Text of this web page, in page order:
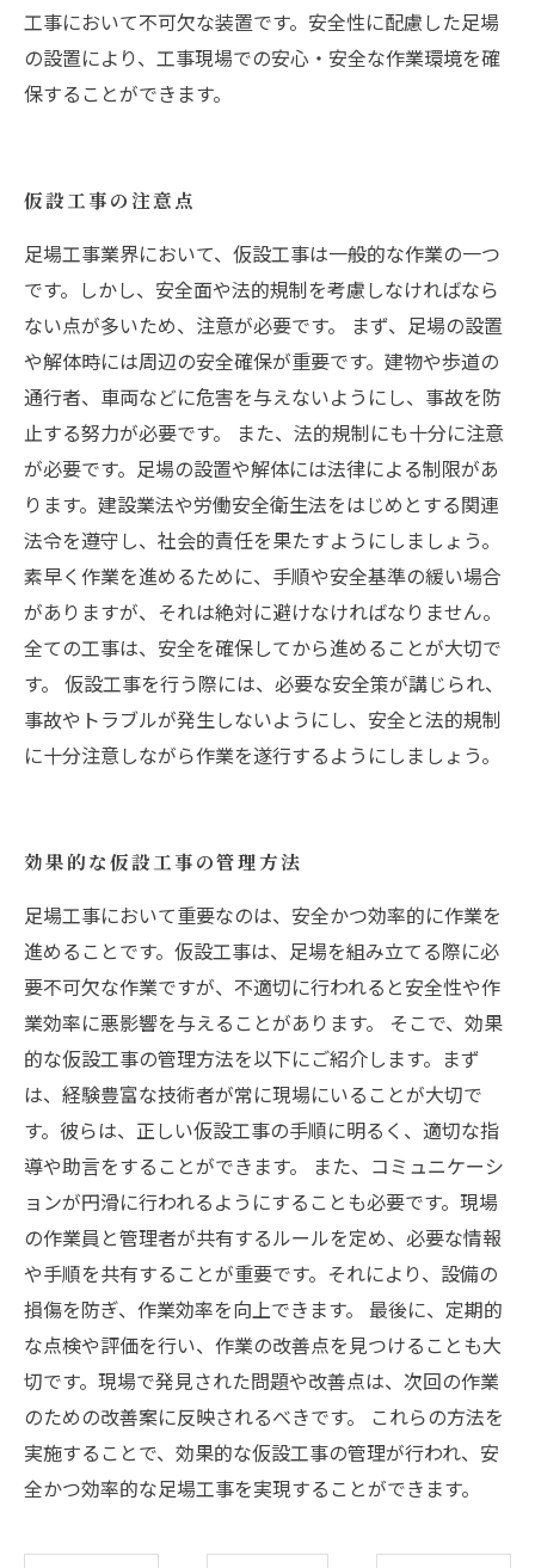
工事において不可欠な装置です。安全性に配慮した足場
の設置により、工事現場での安心・安全な作業環境を確
保することができます。
仮設工事の注意点
足場工事業界において、仮設工事は一般的な作業の一つ
です。しかし、安全面や法的規制を考慮しなければなら
ない点が多いため、注意が必要です。 まず、足場の設置
や解体時には周辺の安全確保が重要です。建物や歩道の
通行者、車両などに危害を与えないようにし、事故を防
止する努力が必要です。 また、法的規制にも十分に注意
が必要です。足場の設置や解体には法律による制限があ
ります。建設業法や労働安全衛生法をはじめとする関連
法令を遵守し、社会的責任を果たすようにしましょう。
素早く作業を進めるために、手順や安全基準の緩い場合
がありますが、それは絶対に避けなければなりません。
全ての工事は、安全を確保してから進めることが大切で
す。 仮設工事を行う際には、必要な安全策が講じられ、
事故やトラブルが発生しないようにし、安全と法的規制
に十分注意しながら作業を遂行するようにしましょう。
効果的な仮設工事の管理方法
足場工事において重要なのは、安全かつ効率的に作業を
進めることです。仮設工事は、足場を組み立てる際に必
要不可欠な作業ですが、不適切に行われると安全性や作
業効率に悪影響を与えることがあります。 そこで、効果
的な仮設工事の管理方法を以下にご紹介します。まず
は、経験豊富な技術者が常に現場にいることが大切で
す。彼らは、正しい仮設工事の手順に明るく、適切な指
導や助言をすることができます。 また、コミュニケーシ
ョンが円滑に行われるようにすることも必要です。現場
の作業員と管理者が共有するルールを定め、必要な情報
や手順を共有することが重要です。それにより、設備の
損傷を防ぎ、作業効率を向上できます。 最後に、定期的
な点検や評価を行い、作業の改善点を見つけることも大
切です。現場で発見された問題や改善点は、次回の作業
のための改善案に反映されるべきです。 これらの方法を
実施することで、効果的な仮設工事の管理が行われ、安
全かつ効率的な足場工事を実現することができます。